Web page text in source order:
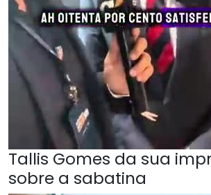
Tallis Gomes da sua
sobre a sabatina